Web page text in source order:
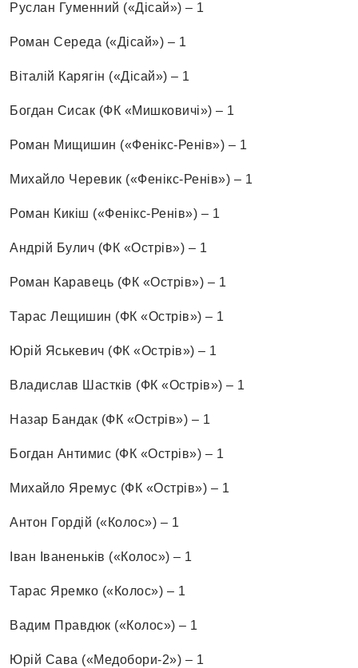
Руслан Гуменний («Дісай») – 1
Роман Середа («Дісай») – 1
Віталій Карягін («Дісай») – 1
Богдан Сисак (ФК «Мишковичі») – 1
Роман Мищишин («Фенікс-Ренів») – 1
Михайло Черевик («Фенікс-Ренів») – 1
Роман Кикіш («Фенікс-Ренів») – 1
Андрій Булич (ФК «Острів») – 1
Роман Каравець (ФК «Острів») – 1
Тарас Лещишин (ФК «Острів») – 1
Юрій Яськевич (ФК «Острів») – 1
Владислав Шастків (ФК «Острів») – 1
Назар Бандак (ФК «Острів») – 1
Богдан Антимис (ФК «Острів») – 1
Михайло Яремус (ФК «Острів») – 1
Антон Гордій («Колос») – 1
Іван Іваненьків («Колос») – 1
Тарас Яремко («Колос») – 1
Вадим Правдюк («Колос») – 1
Юрій Сава («Медобори-2») – 1